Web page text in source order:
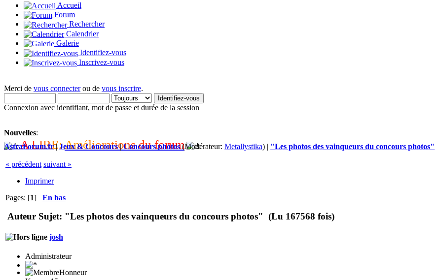
Accueil
Forum
Rechercher
Calendrier
Galerie
Identifiez-vous
Inscrivez-vous
Merci de vous connecterou de vous inscrire.
Connexion avec identifiant, mot de passe et durée de la session
Nouvelles:
A LIRE:Améliorations du forum
AstraForum.fr|Jeux & Concours|Concours photos(Modérateur: Metallystika) | "Les photos des vainqueurs du concours photos"
« précédent suivant »
Imprimer
Pages: [1] En bas
Auteur Sujet: "Les photos des vainqueurs du concours photos" (Lu 167568 fois)
josh
Administrateur